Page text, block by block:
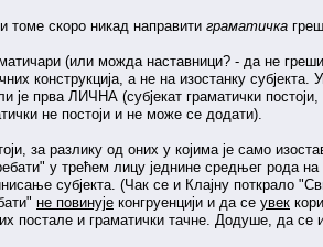
томе скоро никад направити граматичка
(или можда наставници? - да не
конструкција, а не на изостанку
прва ЛИЧНА (субјекат граматички постоји,
не постоји и не може се додати).
за разлику од оних у којима је само
у трећем лицу једнине средњег рода
субјекта. (Чак се и Клајну поткрало
не повинује конгруенцији и да се увек
постале и граматички тачне. Додуше, да се